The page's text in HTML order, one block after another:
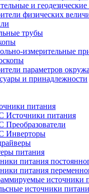
и
физических
трубы
измерительные
параметров
и принадлежности
питания
Источники питания
Преобразователи
Инверторы
питания
питания
питания
источники
источники